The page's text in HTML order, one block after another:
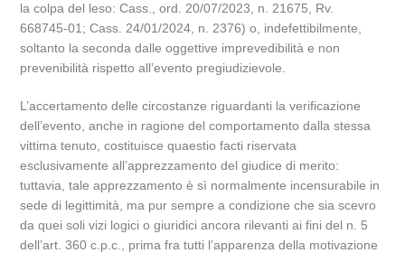
la colpa del leso: Cass., ord. 20/07/2023, n. 21675, Rv.
668745-01; Cass. 24/01/2024, n. 2376) o, indefettibilmente,
soltanto la seconda dalle oggettive imprevedibilità e non
prevenibilità rispetto all’evento pregiudizievole.
L’accertamento delle circostanze riguardanti la verificazione
dell’evento, anche in ragione del comportamento dalla stessa
vittima tenuto, costituisce quaestio facti riservata
esclusivamente all’apprezzamento del giudice di merito:
tuttavia, tale apprezzamento è sì normalmente incensurabile in
sede di legittimità, ma pur sempre a condizione che sia scevro
da quei soli vizi logici o giuridici ancora rilevanti ai fini del n. 5
dell’art. 360 c.p.c., prima fra tutti l’apparenza della motivazione